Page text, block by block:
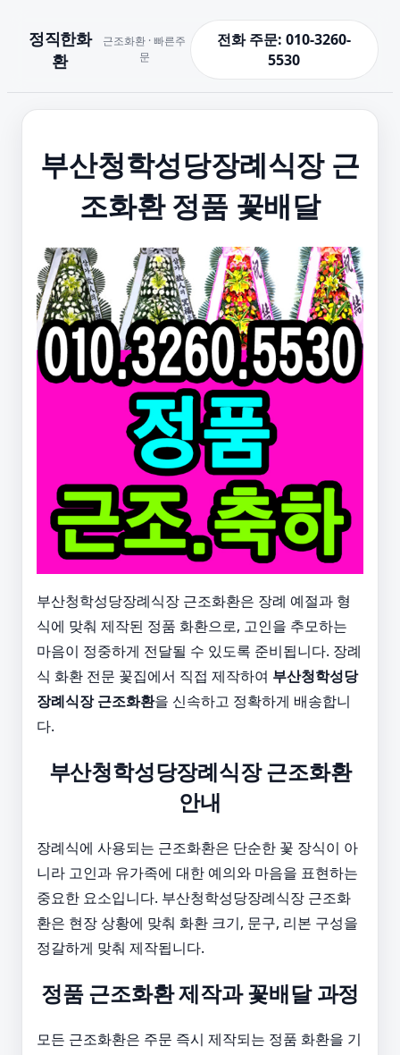
정직한화
환
근조화환 · 빠른주
문
전화 주문: 010-3260-
5530
부산청학성당장례식장 근
조화환 정품 꽃배달
부산청학성당장례식장 근조화환은 장례 예절과 형
식에 맞춰 제작된 정품 화환으로, 고인을 추모하는
마음이 정중하게 전달될 수 있도록 준비됩니다. 장례
식 화환 전문 꽃집에서 직접 제작하여 부산청학성당
장례식장 근조화환을 신속하고 정확하게 배송합니
다.
부산청학성당장례식장 근조화환
안내
장례식에 사용되는 근조화환은 단순한 꽃 장식이 아
니라 고인과 유가족에 대한 예의와 마음을 표현하는
중요한 요소입니다. 부산청학성당장례식장 근조화
환은 현장 상황에 맞춰 화환 크기, 문구, 리본 구성을
정갈하게 맞춰 제작됩니다.
정품 근조화환 제작과 꽃배달 과정
모든 근조화환은 주문 즉시 제작되는 정품 화환을 기